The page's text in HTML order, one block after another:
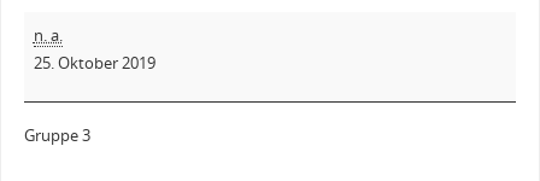
n. a.
25. Oktober 2019
Gruppe 3